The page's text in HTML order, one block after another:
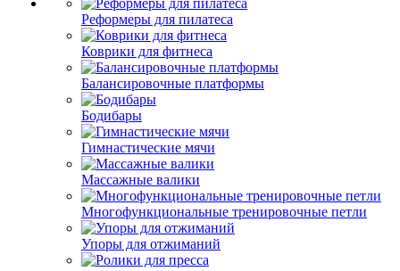
Реформеры для пилатеса
Коврики для фитнеса
Балансировочные платформы
Бодибары
Гимнастические мячи
Массажные валики
Многофункциональные тренировочные петли
Упоры для отжиманий